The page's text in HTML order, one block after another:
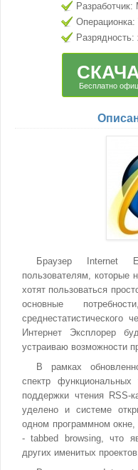
Бесплатно
Браузер Internet
пользователям, которые
хотят пользоваться
основные
Интернет Эксплорер
устраиваю возможности
В рамках
спектр
поддержки чтения RSS-
уделено и системе
одном программном окне,
- tabbed browsing, что
других именитых